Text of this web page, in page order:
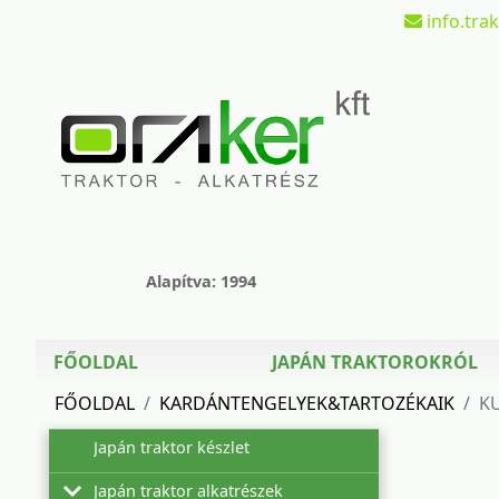
Alapítva: 1994
FŐOLDAL JAPÁN TRAKTOROKRÓL
FŐOLDAL
KARDÁNTENGELYEK&TARTOZÉKAIK
Japán traktor készlet
Japán traktor alkatrészek